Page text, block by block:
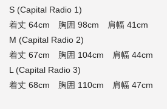
S (Capital Radio 1)
着丈 64cm 胸囲 98cm 肩幅 41cm
M (Capital Radio 2)
着丈 67cm 胸囲 104cm 肩幅 44cm
L (Capital Radio 3)
着丈 68cm 胸囲 110cm 肩幅 47cm